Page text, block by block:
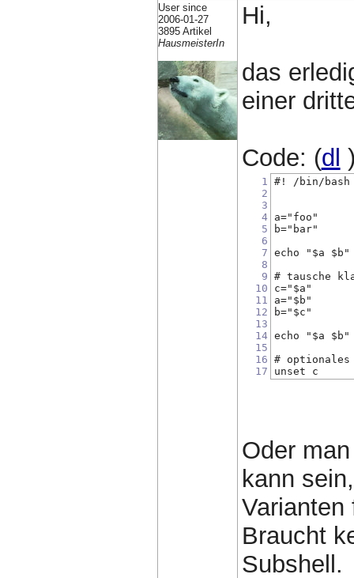
User since
2006-01-27
3895 Artikel
HausmeisterIn
Hi,
das
einer
Code: (dl
1
2
3
4
5
6
7
8
9
10
11
12
13
14
15
16
17
#! /bin/bash
a="foo"
b="bar"
echo "$a $b"
# tausche
c="$a"
a="$b"
b="$c"
echo "$a $b"
# optionales
unset c
Oder
kann
Varianten
Braucht
Subshell.